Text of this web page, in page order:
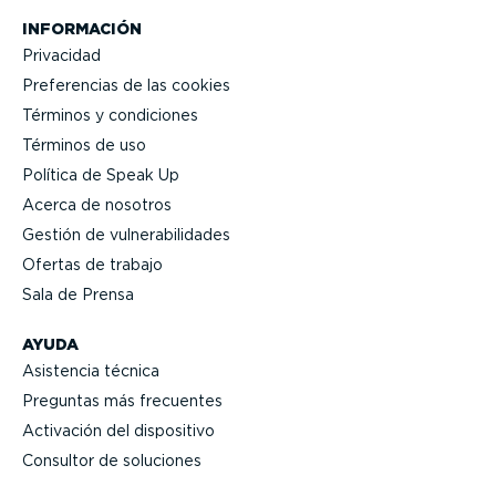
AYUDA
Asistencia técnica
Preguntas más frecuentes
Activación del dispositivo
Consultor de soluciones
INFORMACIÓN
Privacidad
Prefe­rencias de las cookies
Términos y condiciones
Términos de uso
Política de Speak Up
Acerca de nosotros
Gestión de vulne­ra­bi­li­dades
Ofertas de trabajo
Sala de Prensa